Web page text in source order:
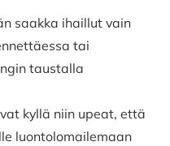
saakka ihaillut vain
tai
taustalla
kyllä niin upeat, että
luontolomailemaan